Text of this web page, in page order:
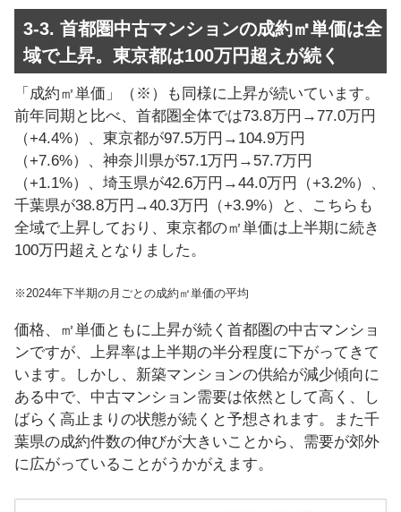
3-3. 首都圏中古マンションの成約㎡単価は全
域で上昇。東京都は100万円超えが続く
「成約㎡単価」（※）も同様に上昇が続いています。
前年同期と比べ、首都圏全体では73.8万円→77.0万円
（+4.4%）、東京都が97.5万円→104.9万円
（+7.6%）、神奈川県が57.1万円→57.7万円
（+1.1%）、埼玉県が42.6万円→44.0万円（+3.2%）、
千葉県が38.8万円→40.3万円（+3.9%）と、こちらも
全域で上昇しており、東京都の㎡単価は上半期に続き
100万円超えとなりました。
※2024年下半期の月ごとの成約㎡単価の平均
価格、㎡単価ともに上昇が続く首都圏の中古マンショ
ンですが、上昇率は上半期の半分程度に下がってきて
います。しかし、新築マンションの供給が減少傾向に
ある中で、中古マンション需要は依然として高く、し
ばらく高止まりの状態が続くと予想されます。また千
葉県の成約件数の伸びが大きいことから、需要が郊外
に広がっていることがうかがえます。